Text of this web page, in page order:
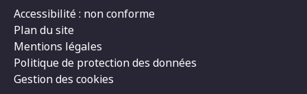
Accessibilité : non conforme
Plan du site
Mentions légales
Politique de protection des données
Gestion des cookies